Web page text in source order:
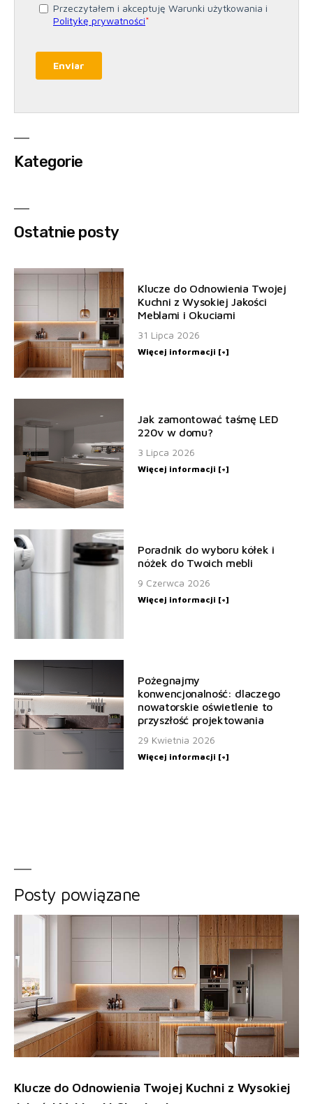
Kategorie
Ostatnie posty
Klucze do Odnowienia Twojej
Kuchni z Wysokiej Jakości
Meblami i Okuciami
31 Lipca 2026
Więcej informacji [+]
Jak zamontować taśmę LED
220v w domu?
3 Lipca 2026
Więcej informacji [+]
Poradnik do wyboru kółek i
nóżek do Twoich mebli
9 Czerwca 2026
Więcej informacji [+]
Pożegnajmy
konwencjonalność: dlaczego
nowatorskie oświetlenie to
przyszłość projektowania
29 Kwietnia 2026
Więcej informacji [+]
Posty powiązane
Klucze do Odnowienia Twojej Kuchni z Wysokiej